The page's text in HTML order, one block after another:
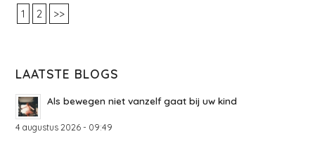
1
2 >>
LAATSTE BLOGS
Als bewegen niet vanzelf gaat bij uw kind
4 augustus 2026 - 09:49